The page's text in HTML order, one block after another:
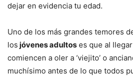
dejar en evidencia tu edad.
Uno de los más grandes temores
los jóvenes adultos es que al
comiencen a oler a ‘viejito’ o
muchísimo antes de lo que todos